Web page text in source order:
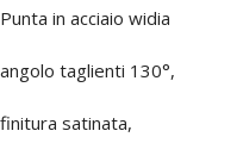
Punta in acciaio widia
angolo taglienti 130°,
finitura satinata,